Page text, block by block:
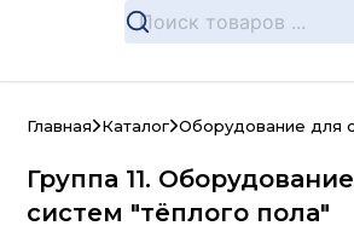
Главная Каталог Оборудование для
Группа 11.
систем "тёплого пола"